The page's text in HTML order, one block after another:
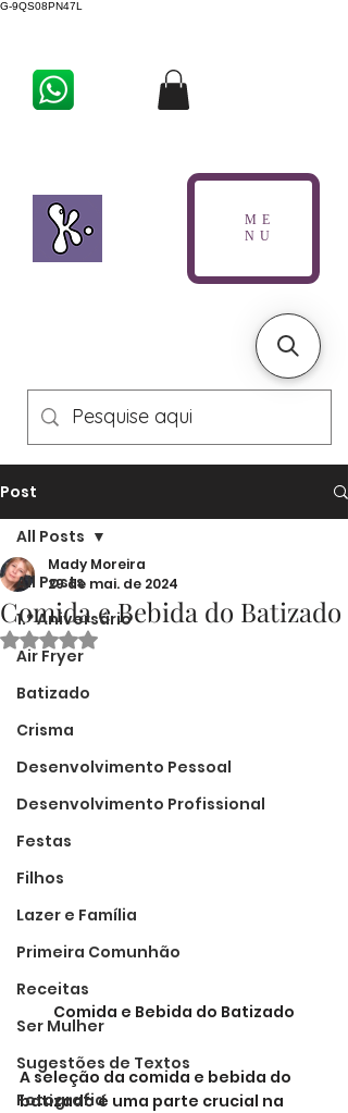
G-9QS08PN47L
ME
NU
Post
All Posts
1.º Aniversário
Air Fryer
Batizado
Crisma
Desenvolvimento Pessoal
Desenvolvimento Profissional
Festas
Filhos
Lazer e Família
Primeira Comunhão
Receitas
Ser Mulher
Sugestões de Textos
Fotografia
All Posts
Comida e Bebida do Batizado
Mady Moreira
29 de mai. de 2024
Avaliado com NaN de 5 estrelas.
Comida e Bebida do Batizado
A seleção da comida e bebida do
batizado é uma parte crucial na